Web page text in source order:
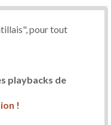
pour tout
playbacks de
!